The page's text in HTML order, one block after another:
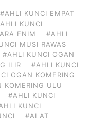
#AHLI KUNCI EMPAT
KUNCI
ENIM
#AHLI
MUSI RAWAS
#AHLI KUNCI OGAN
ILIR
#AHLI KUNCI
OGAN KOMERING
KOMERING ULU
#AHLI KUNCI
KUNCI
#ALAT